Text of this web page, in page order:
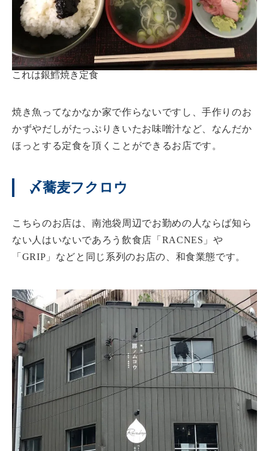
これは銀鱈焼き定食
焼き魚ってなかなか家で作らないですし、手作りのお
かずやだしがたっぷりきいたお味噌汁など、なんだか
ほっとする定食を頂くことができるお店です。
〆蕎麦フクロウ
こちらのお店は、南池袋周辺でお勤めの人ならば知ら
ない人はいないであろう飲食店「RACNES」や
「GRIP」などと同じ系列のお店の、和食業態です。